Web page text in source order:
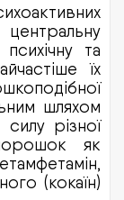
та
їх
шляхом
різної
як
(кокаїн)